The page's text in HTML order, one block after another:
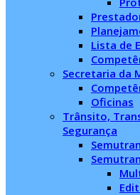
Lista de
Secretaria da
Oficinas
Trânsito,
Segurança